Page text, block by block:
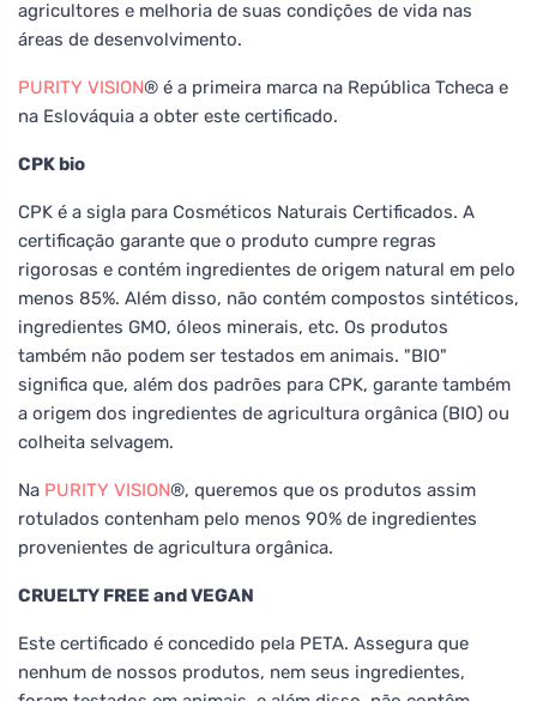
agricultores e melhoria de suas condições de vida nas
áreas de desenvolvimento.
PURITY VISION® é a primeira marca na República Tcheca e
na Eslováquia a obter este certificado.
CPK bio
CPK é a sigla para Cosméticos Naturais Certificados. A
certificação garante que o produto cumpre regras
rigorosas e contém ingredientes de origem natural em pelo
menos 85%. Além disso, não contém compostos sintéticos,
ingredientes GMO, óleos minerais, etc. Os produtos
também não podem ser testados em animais. "BIO"
significa que, além dos padrões para CPK, garante também
a origem dos ingredientes de agricultura orgânica (BIO) ou
colheita selvagem.
Na PURITY VISION®, queremos que os produtos assim
rotulados contenham pelo menos 90% de ingredientes
provenientes de agricultura orgânica.
CRUELTY FREE and VEGAN
Este certificado é concedido pela PETA. Assegura que
nenhum de nossos produtos, nem seus ingredientes,